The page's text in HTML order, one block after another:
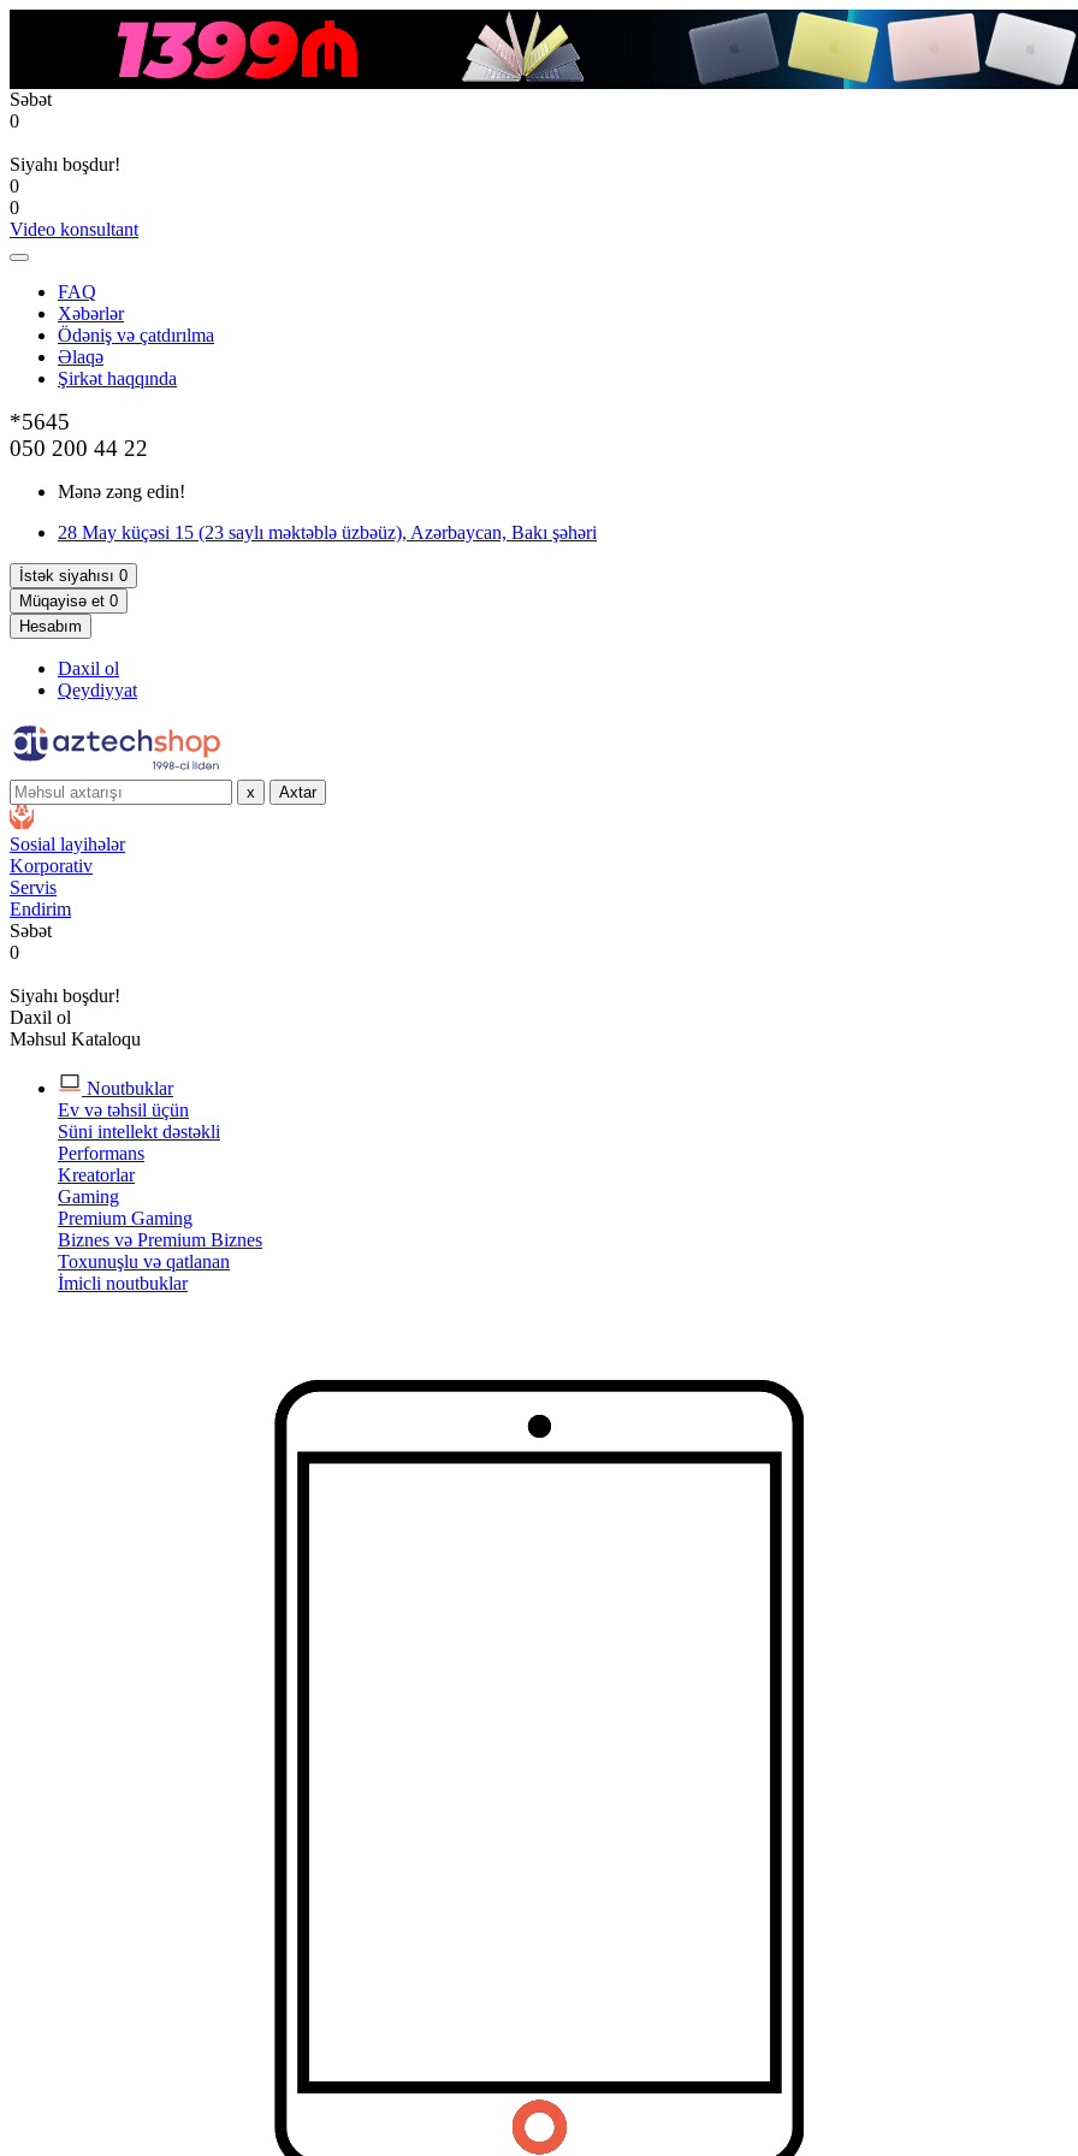
Səbət
0
Siyahı boşdur!
0
0
Video konsultant
FAQ
Xəbərlər
Ödəniş və çatdırılma
Əlaqə
Şirkət haqqında
*5645
050 200 44 22
Mənə zəng edin!
28 May küçəsi 15 (23 saylı məktəblə üzbəüz), Azərbaycan, Bakı şəhəri
İstək siyahısı 0
Müqayisə et 0
Hesabım
Daxil ol
Qeydiyyat
x Axtar
Sosial layihələr
Korporativ
Servis
Endirim
Səbət
0
Siyahı boşdur!
Daxil ol
Məhsul Kataloqu
Noutbuklar
Ev və təhsil üçün
Süni intellekt dəstəkli
Performans
Kreatorlar
Gaming
Premium Gaming
Biznes və Premium Biznes
Toxunuşlu və qatlanan
İmicli noutbuklar